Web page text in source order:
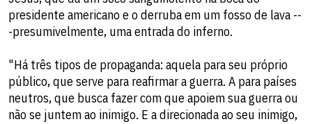
presidente americano e o derruba em um fosso de lava --
-presumivelmente, uma entrada do inferno.
"Há três tipos de propaganda: aquela para seu próprio
público, que serve para reafirmar a guerra. A para países
neutros, que busca fazer com que apoiem sua guerra ou
não se juntem ao inimigo. E a direcionada ao seu inimigo,